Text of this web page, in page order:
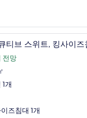
망 이
티브 스위트, 킹사이즈
전망
개
즈침대 1개